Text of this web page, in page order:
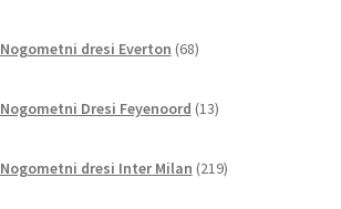
Nogometni dresi Everton 68izdelkov
Nogometni Dresi Feyenoord 13izdelkov
Nogometni dresi Inter Milan 219izdelkov